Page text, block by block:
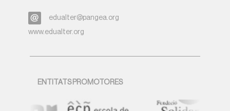
edualter@pangea.org
www.edualter.org
ENTITATS PROMOTORES